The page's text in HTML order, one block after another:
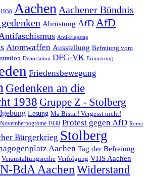
Aachen Aachener Bündnis
Abrüstung AfD AfD
Antikriegstag
Atomwaffen Ausstellung Befreiung vom
Deportation DFG-VK Erinnerung
Friedensbewegung
Gedenken an die
1938 Gruppe Z - Stolberg
Lesung Ma Bistar! Vergesst nicht!
Novemberpogrome 1938 Protest gegen AfD Roma
Bürgerkrieg Stolberg
Aachen Tag der Befreiung
Veranstaltungsreihe Verfolgung VHS Aachen
BdA AachenWiderstand